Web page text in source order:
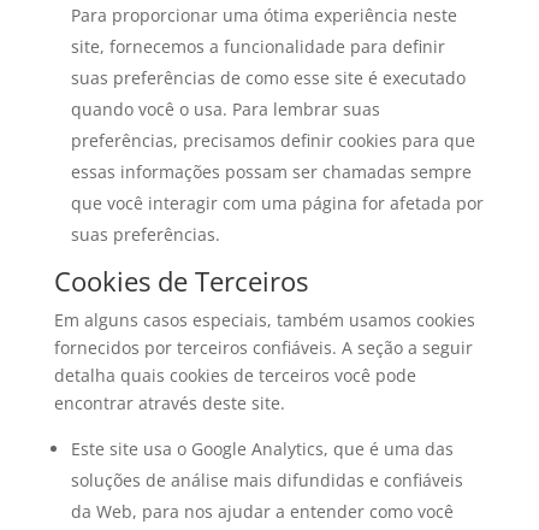
Para proporcionar uma ótima experiência neste
site, fornecemos a funcionalidade para definir
suas preferências de como esse site é executado
quando você o usa. Para lembrar suas
preferências, precisamos definir cookies para que
essas informações possam ser chamadas sempre
que você interagir com uma página for afetada por
suas preferências.
Cookies de Terceiros
Em alguns casos especiais, também usamos cookies
fornecidos por terceiros confiáveis. A seção a seguir
detalha quais cookies de terceiros você pode
encontrar através deste site.
Este site usa o Google Analytics, que é uma das
soluções de análise mais difundidas e confiáveis ​​
da Web, para nos ajudar a entender como você